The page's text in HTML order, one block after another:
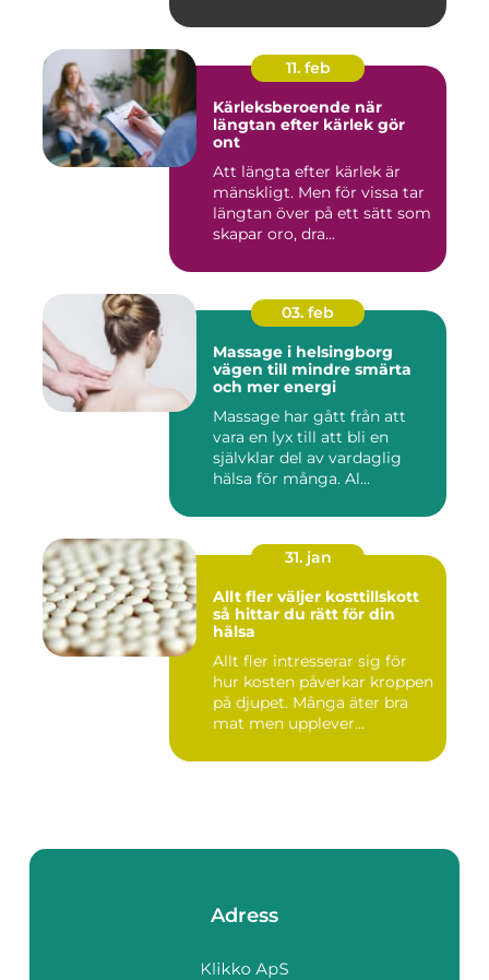
11. feb
Kärleksberoende när
längtan efter kärlek gör
ont
Att längta efter kärlek är
mänskligt. Men för vissa tar
längtan över på ett sätt som
skapar oro, dra...
03. feb
Massage i helsingborg
vägen till mindre smärta
och mer energi
Massage har gått från att
vara en lyx till att bli en
självklar del av vardaglig
hälsa för många. Al...
31. jan
Allt fler väljer kosttillskott
så hittar du rätt för din
hälsa
Allt fler intresserar sig för
hur kosten påverkar kroppen
på djupet. Många äter bra
mat men upplever...
Adress